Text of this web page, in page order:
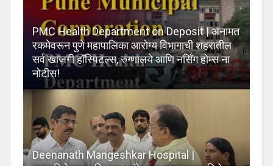
PMC Health Department on Deposit | अनामत
रकमेवरून पुणे महापालिका आरोग्य विभागाची शहरातील
सर्व खाजगी हॉस्पिटल्स, रुग्णालये आणि नर्सिंग होम्स ना
नोटीस!
Deenanath Mangeshkar Hospital |